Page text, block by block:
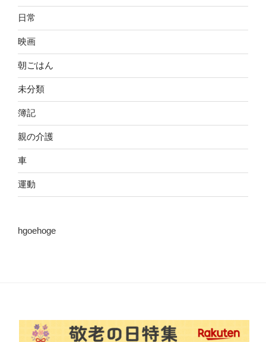
日常
映画
朝ごはん
未分類
簿記
親の介護
車
運動
hgoehoge